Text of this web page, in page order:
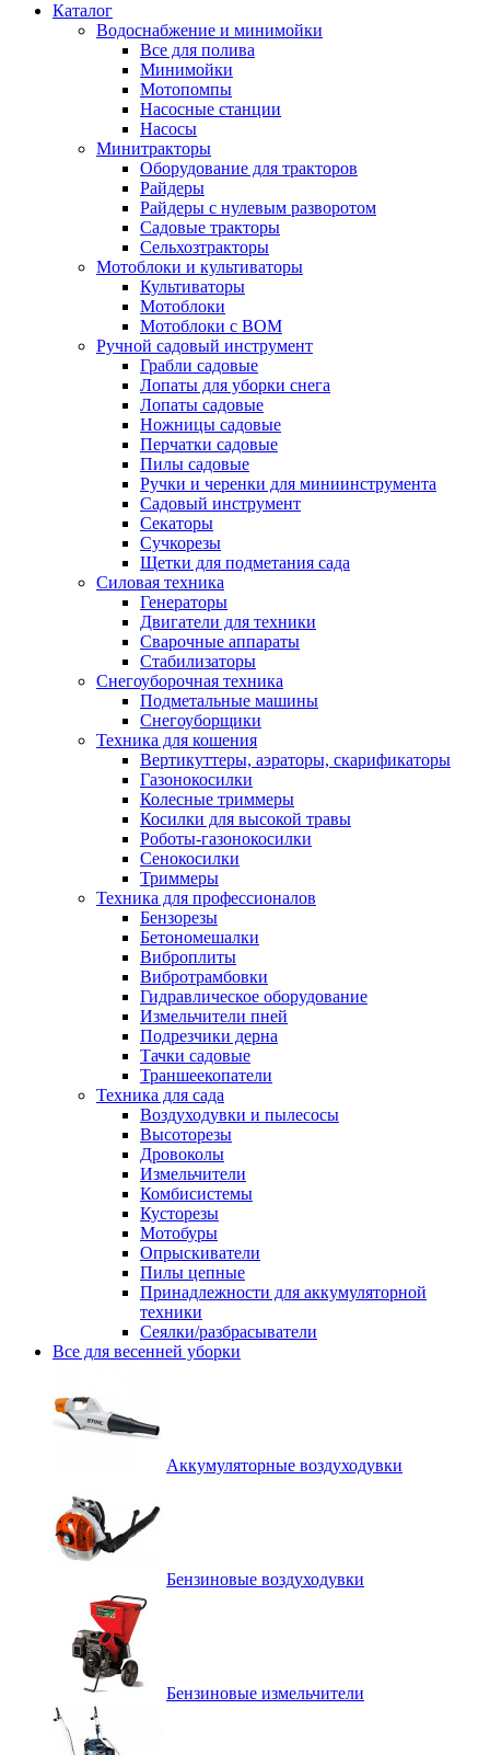
Каталог
Водоснабжение и минимойки
Все для полива
Минимойки
Мотопомпы
Насосные станции
Насосы
Минитракторы
Оборудование для тракторов
Райдеры
Райдеры с нулевым разворотом
Садовые тракторы
Сельхозтракторы
Мотоблоки и культиваторы
Культиваторы
Мотоблоки
Мотоблоки с ВОМ
Ручной садовый инструмент
Грабли садовые
Лопаты для уборки снега
Лопаты садовые
Ножницы садовые
Перчатки садовые
Пилы садовые
Ручки и черенки для миниинструмента
Садовый инструмент
Секаторы
Сучкорезы
Щетки для подметания сада
Силовая техника
Генераторы
Двигатели для техники
Сварочные аппараты
Стабилизаторы
Снегоуборочная техника
Подметальные машины
Снегоуборщики
Техника для кошения
Вертикуттеры, аэраторы, скарификаторы
Газонокосилки
Колесные триммеры
Косилки для высокой травы
Роботы-газонокосилки
Сенокосилки
Триммеры
Техника для профессионалов
Бензорезы
Бетономешалки
Виброплиты
Вибротрамбовки
Гидравлическое оборудование
Измельчители пней
Подрезчики дерна
Тачки садовые
Траншеекопатели
Техника для сада
Воздуходувки и пылесосы
Высоторезы
Дровоколы
Измельчители
Комбисистемы
Кусторезы
Мотобуры
Опрыскиватели
Пилы цепные
Принадлежности для аккумуляторной
техники
Сеялки/разбрасыватели
Все для весенней уборки
Аккумуляторные воздуходувки
Бензиновые воздуходувки
Бензиновые измельчители